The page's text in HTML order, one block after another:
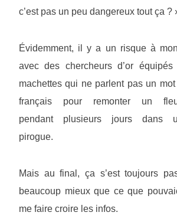
c’est pas un peu dangereux tout ça ?
Évidemment, il y a un risque à
avec des chercheurs d’or équipés
machettes qui ne parlent pas un
français pour remonter un
pendant plusieurs jours dans
pirogue.
Mais au final, ça s’est toujours
beaucoup mieux que ce que
me faire croire les infos.